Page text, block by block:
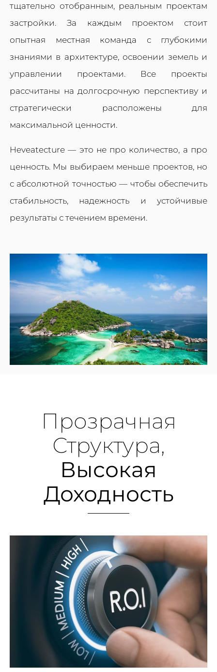
тщательно отобранным, реальным проектам
застройки. За каждым проектом стоит
опытная местная команда с глубокими
знаниями в архитектуре, освоении земель и
управлении проектами. Все проекты
рассчитаны на долгосрочную перспективу и
стратегически расположены для
максимальной ценности.
Heveatecture — это не про количество, а про
ценность. Мы выбираем меньше проектов, но
с абсолютной точностью — чтобы обеспечить
стабильность, надежность и устойчивые
результаты с течением времени.
Прозрачная
Структура,
Высокая
Доходность